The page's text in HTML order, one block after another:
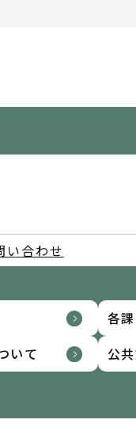
い合わせ
各
いて
公